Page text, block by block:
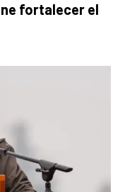
fortalecer el